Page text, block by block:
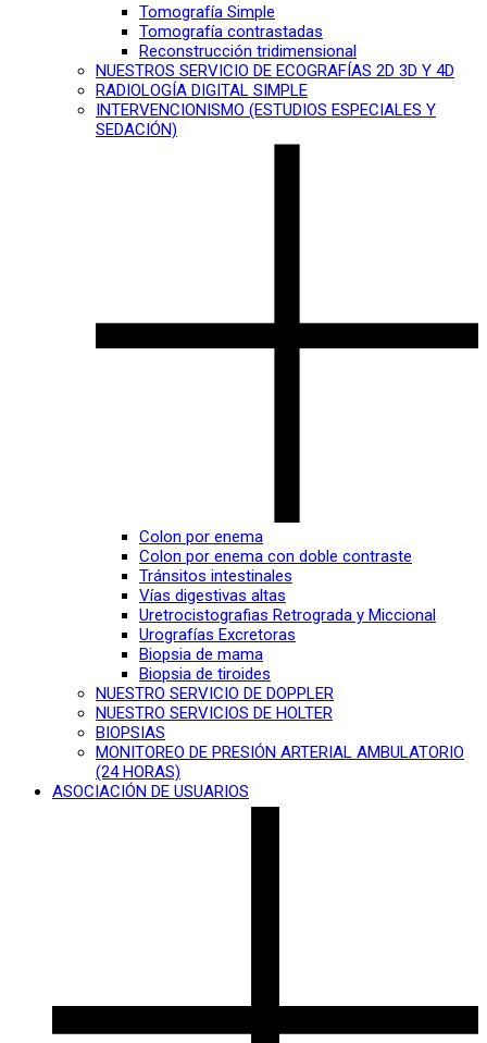
Tomografía Simple
Tomografía contrastadas
Reconstrucción tridimensional
NUESTROS SERVICIO DE ECOGRAFÍAS 2D 3D Y 4D
RADIOLOGÍA DIGITAL SIMPLE
INTERVENCIONISMO (ESTUDIOS ESPECIALES Y
SEDACIÓN)
Colon por enema
Colon por enema con doble contraste
Tránsitos intestinales
Vías digestivas altas
Uretrocistografias Retrograda y Miccional
Urografías Excretoras
Biopsia de mama
Biopsia de tiroides
NUESTRO SERVICIO DE DOPPLER
NUESTRO SERVICIOS DE HOLTER
BIOPSIAS
MONITOREO DE PRESIÓN ARTERIAL AMBULATORIO
(24 HORAS)
ASOCIACIÓN DE USUARIOS